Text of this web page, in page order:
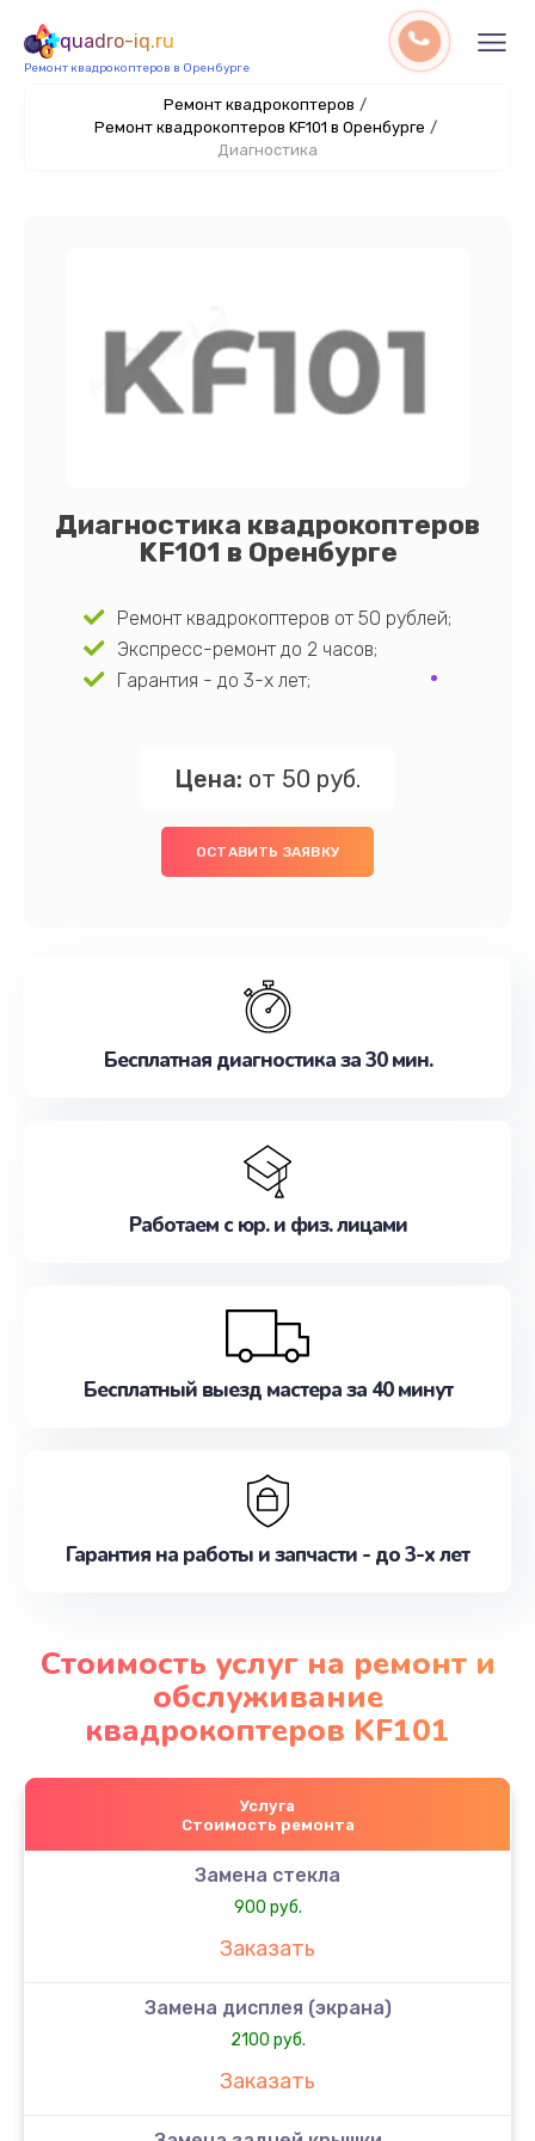
quadro-iq.ru
Ремонт квадрокоптеров в Оренбурге
Ремонт квадрокоптеров /
Ремонт квадрокоптеров KF101 в Оренбурге /
Диагностика
Диагностика квадрокоптеров
KF101 в Оренбурге
Ремонт квадрокоптеров от 50 рублей;
Экспресс-ремонт до 2 часов;
Гарантия - до 3-х лет;
Цена: от 50 руб.
ОСТАВИТЬ ЗАЯВКУ
Бесплатная диагностика за 30 мин.
Работаем с юр. и физ. лицами
Бесплатный выезд мастера за 40 минут
Гарантия на работы и запчасти - до 3-х лет
Стоимость услуг на ремонт и
обслуживание
квадрокоптеров KF101
Услуга
Стоимость ремонта
Замена стекла
900 руб.
Заказать
Замена дисплея (экрана)
2100 руб.
Заказать